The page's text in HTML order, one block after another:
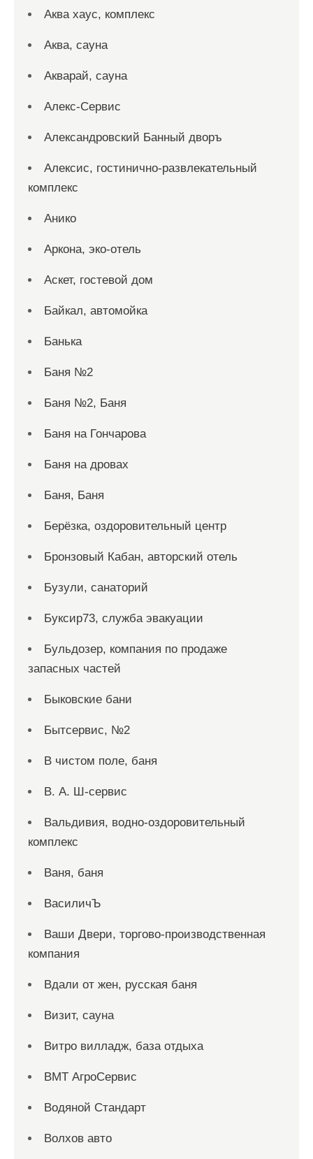
Аква хаус, комплекс
Аква, сауна
Акварай, сауна
Алекс-Сервис
Александровский Банный дворъ
Алексис, гостинично-развлекательный
комплекс
Анико
Аркона, эко-отель
Аскет, гостевой дом
Байкал, автомойка
Банька
Баня №2
Баня №2, Баня
Баня на Гончарова
Баня на дровах
Баня, Баня
Берёзка, оздоровительный центр
Бронзовый Кабан, авторский отель
Бузули, санаторий
Буксир73, служба эвакуации
Бульдозер, компания по продаже
запасных частей
Быковские бани
Бытсервис, №2
В чистом поле, баня
В. А. Ш-сервис
Вальдивия, водно-оздоровительный
комплекс
Ваня, баня
ВасиличЪ
Ваши Двери, торгово-производственная
компания
Вдали от жен, русская баня
Визит, сауна
Витро вилладж, база отдыха
ВМТ АгроСервис
Водяной Стандарт
Волхов авто